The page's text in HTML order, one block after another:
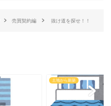
売買契約編 抜け道を探せ！！
土地から新築